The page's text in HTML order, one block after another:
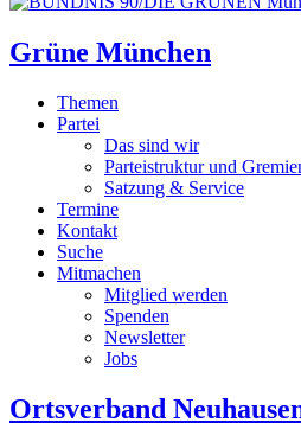
Grüne München
Themen
Partei
Das sind wir
Parteistruktur und
Satzung & Service
Termine
Kontakt
Suche
Mitmachen
Mitglied werden
Spenden
Newsletter
Jobs
Ortsverband